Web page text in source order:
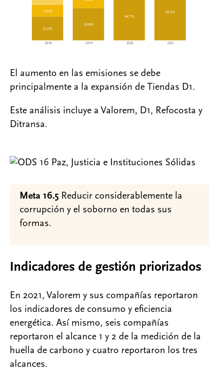
El aumento en las emisiones se debe
principalmente a la expansión de Tiendas D1.
Este análisis incluye a Valorem, D1, Refocosta y
Ditransa.
Meta 16.5 Reducir considerablemente la
corrupción y el soborno en todas sus
formas.
Indicadores de gestión priorizados
En 2021, Valorem y sus compañías reportaron
los indicadores de consumo y eficiencia
energética. Así mismo, seis compañías
reportaron el alcance 1 y 2 de la medición de la
huella de carbono y cuatro reportaron los tres
alcances.